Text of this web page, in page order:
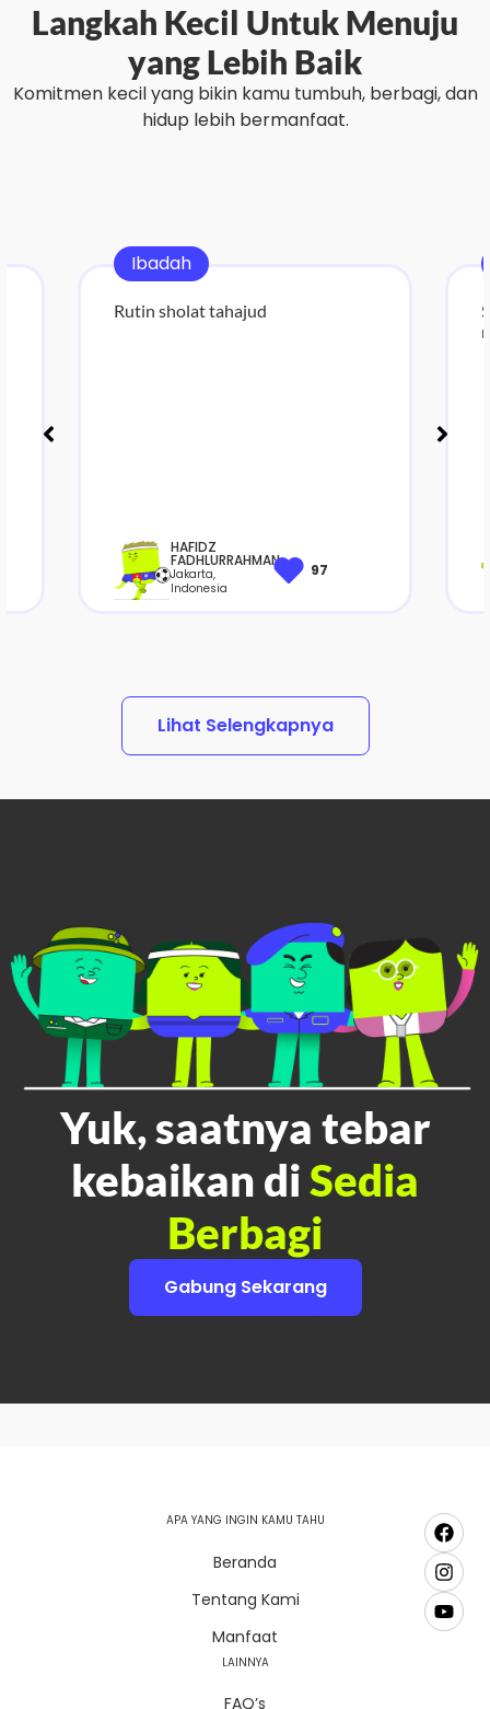
Langkah Kecil Untuk Menuju
yang Lebih Baik
Komitmen kecil yang bikin kamu tumbuh, berbagi, dan
hidup lebih bermanfaat.
Ibadah
Rutin sholat tahajud
HAFIDZ
FADHLURRAHMAN
Jakarta,
Indonesia
97
Lihat Selengkapnya
Yuk, saatnya tebar
kebaikan diSedia
Berbagi
Gabung Sekarang
APA YANG INGIN KAMU TAHU
Beranda
Tentang Kami
Manfaat
LAINNYA
FAQ’s